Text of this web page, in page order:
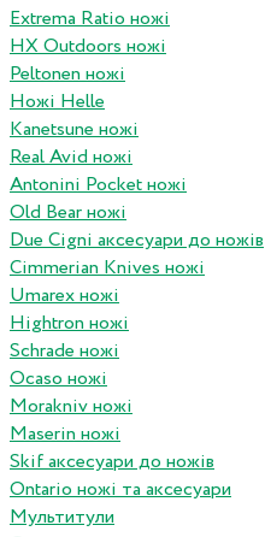
Extrema Ratio ножі
HX Outdoors ножі
Peltonen ножі
Ножі Helle
Kanetsune ножі
Real Avid ножі
Antonini Pocket ножі
Old Bear ножі
Due Cigni аксесуари до ножів
Cimmerian Knives ножі
Umarex ножі
Hightron ножі
Schrade ножі
Ocaso ножі
Morakniv ножі
Maserin ножі
Skif аксесуари до ножів
Ontario ножі та аксесуари
Мультитули